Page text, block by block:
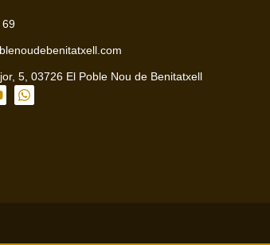
69
5, 03726 El Poble Nou de Benitatxell